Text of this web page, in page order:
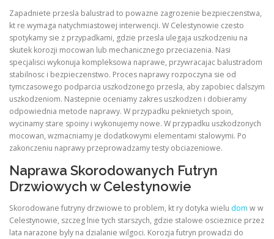
Zapadniete przesla balustrad to powazne zagrozenie bezpieczenstwa,
kt re wymaga natychmiastowej interwencji. W Celestynowie czesto
spotykamy sie z przypadkami, gdzie przesla ulegaja uszkodzeniu na
skutek korozji mocowan lub mechanicznego przeciazenia. Nasi
specjalisci wykonuja kompleksowa naprawe, przywracajac balustradom
stabilnosc i bezpieczenstwo. Proces naprawy rozpoczyna sie od
tymczasowego podparcia uszkodzonego przesla, aby zapobiec dalszym
uszkodzeniom. Nastepnie oceniamy zakres uszkodzen i dobieramy
odpowiednia metode naprawy. W przypadku peknietych spoin,
wycinamy stare spoiny i wykonujemy nowe. W przypadku uszkodzonych
mocowan, wzmacniamy je dodatkowymi elementami stalowymi. Po
zakonczeniu naprawy przeprowadzamy testy obciazeniowe.
Naprawa Skorodowanych Futryn
Drzwiowych w Celestynowie
Skorodowane futryny drzwiowe to problem, kt ry dotyka wielu dom w w
Celestynowie, szczeg lnie tych starszych, gdzie stalowe oscieznice przez
lata narazone byly na dzialanie wilgoci. Korozja futryn prowadzi do